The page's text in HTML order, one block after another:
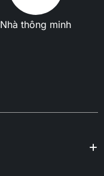
Nhà thông minh